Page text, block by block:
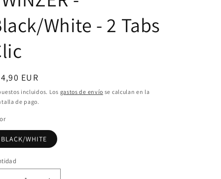
White - 2 Tabs
EUR
incluidos. Los gastos de envío se calculan en la
de pago.
BLACK/WHITE